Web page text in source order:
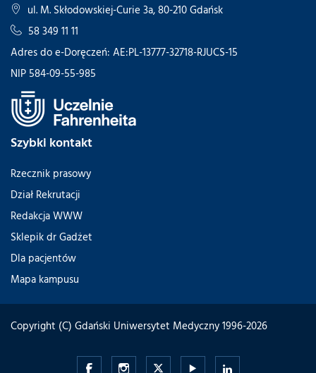
ul. M. Skłodowskiej-Curie 3a, 80-210 Gdańsk
58 349 11 11
Adres do e-Doręczeń: AE:PL-13777-32718-RJUCS-15
NIP 584-09-55-985
Szybki kontakt
Rzecznik prasowy
Dział Rekrutacji
Redakcja WWW
Sklepik dr Gadżet
Dla pacjentów
Mapa kampusu
Copyright (C) Gdański Uniwersytet Medyczny 1996-2026
GdańskiGdańskiGdański GdańskiGdański